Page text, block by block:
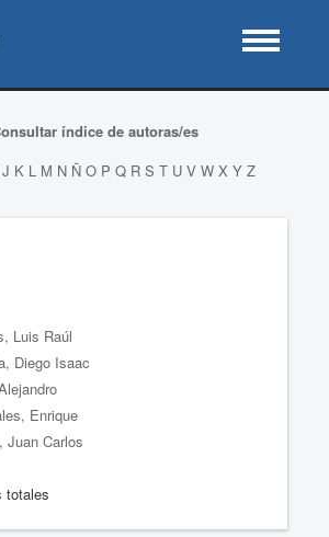
índice de autoras/es
J K L M N Ñ O P Q R S T U V W X Y Z
Luis Raúl
Diego Isaac
Enrique
Juan Carlos
totales